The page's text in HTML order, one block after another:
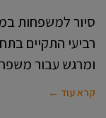
סיור למשפחות
רביעי התקיים
ומרגש עבור
קרא עוד ←